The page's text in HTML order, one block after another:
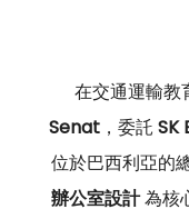
在交通運輸教
Senat ，委託 SK
位於巴西利亞的
辦公室設計 為核